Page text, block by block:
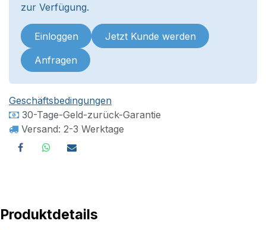
zur Verfügung.
Einloggen Jetzt Kunde werden
Anfragen
Geschäftsbedingungen
30-Tage-Geld-zurück-Garantie
Versand: 2-3 Werktage
Produktdetails